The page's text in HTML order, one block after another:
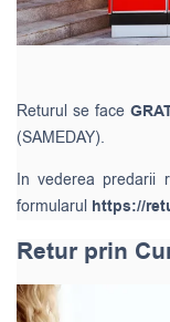
Returul se face
(SAMEDAY).
In vederea predarii
formularul https://
Retur prin